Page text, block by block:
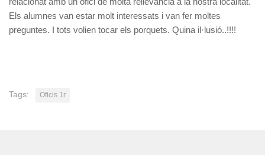
Els alumnes van estar molt interessats i van fer moltes
preguntes. I tots volien tocar els porquets. Quina il·lusió..!!!!
Tags: Oficis 1r